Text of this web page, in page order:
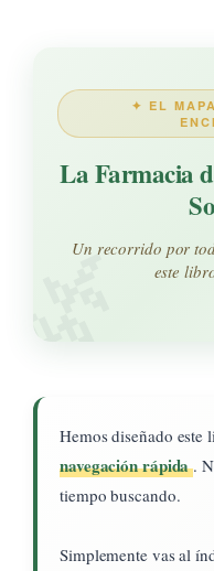
✦ EL
La Farmacia
Un recorrido por
este
Hemos diseñado este
navegación rápida .
tiempo buscando.
Simplemente vas al